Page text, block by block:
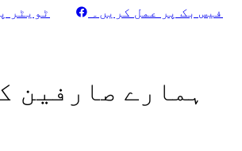
ٹویٹر
فیس بک پر عمل کریں۔
ہمارے صارفین